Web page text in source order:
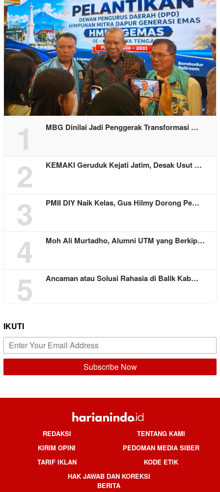
1 MBG Dinilai Jadi Penggerak Transformasi …
2 KEMAKI Geruduk Kejati Jatim, Desak Usut …
3 PMII DIY Naik Kelas, Gus Hilmy Dorong Pe…
4 Moh Ali Murtadho, Alumni UTM yang Berkip…
5 Ancaman atau Solusi Rahasia di Balik Kab…
IKUTI
REDAKSI
TENTANG KAMI
KIRIM OPINI
PEDOMAN MEDIA SIBER
TARIF IKLAN
KODE ETIK
HAK JAWAB DAN KOREKSI
BERITA